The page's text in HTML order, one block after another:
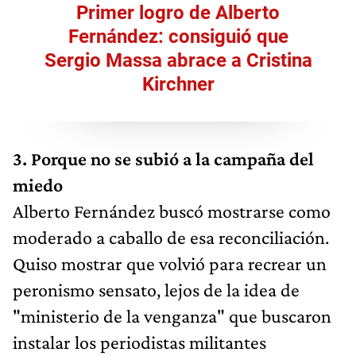
Primer logro de Alberto
Fernández: consiguió que
Sergio Massa abrace a Cristina
Kirchner
3. Porque no se subió a la campaña del
miedo
Alberto Fernández buscó mostrarse como
moderado a caballo de esa reconciliación.
Quiso mostrar que volvió para recrear un
peronismo sensato, lejos de la idea de
"ministerio de la venganza" que buscaron
instalar los periodistas militantes